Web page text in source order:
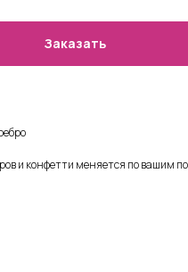
Заказать
и конфетти меняется по вашим